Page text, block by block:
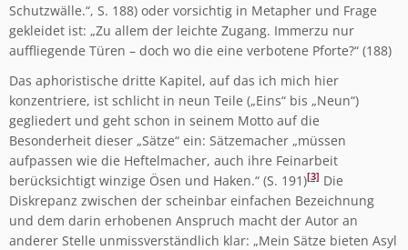
Schutzwälle.“, S. 188) oder vorsichtig in Metapher und Frage
gekleidet ist: „Zu allem der leichte Zugang. Immerzu nur
auffliegende Türen – doch wo die eine verbotene Pforte?“ (188)
Das aphoristische dritte Kapitel, auf das ich mich hier
konzentriere, ist schlicht in neun Teile („Eins“ bis „Neun“)
gegliedert und geht schon in seinem Motto auf die
Besonderheit dieser „Sätze“ ein: Sätzemacher „müssen
aufpassen wie die Heftelmacher, auch ihre Feinarbeit
berücksichtigt win­zige Ösen und Haken.“ (S. 191)[3] Die
Diskrepanz zwischen der scheinbar einfachen Bezeichnung
und dem darin erhobenen Anspruch macht der Autor an
anderer Stelle unmissverständlich klar: „Mein Sätze bieten Asyl